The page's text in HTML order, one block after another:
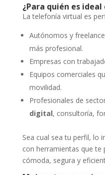
¿Para quién es
La telefonía virtual es
Autónomos y
más profesional.
Empresas con
Equipos comerciales
movilidad.
Profesionales de
digital, consultoría,
Sea cual sea tu perfil, lo
con herramientas que
cómoda, segura y